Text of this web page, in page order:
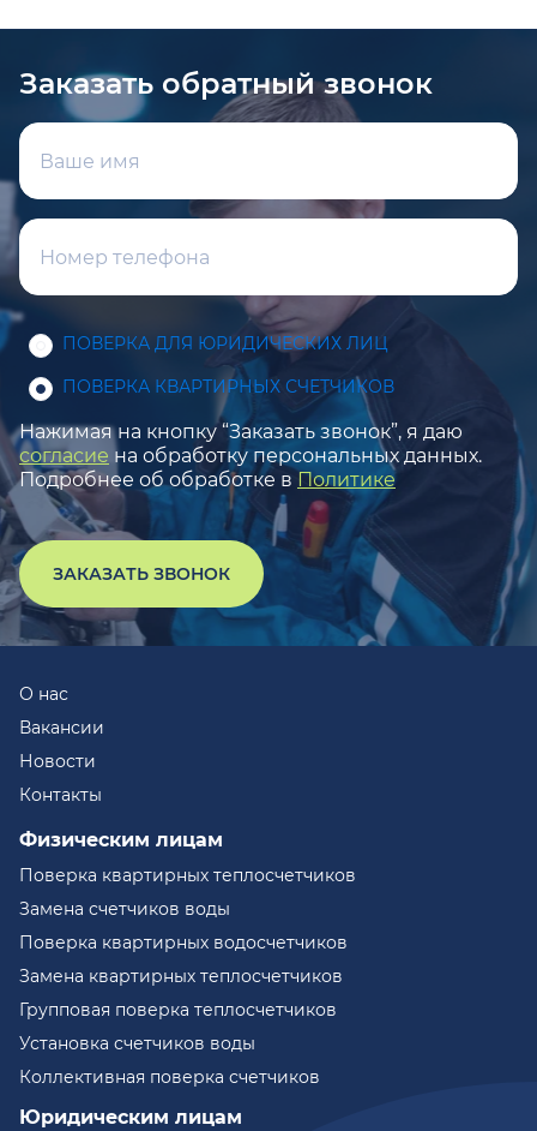
Заказать обратный звонок
ПОВЕРКА ДЛЯ ЮРИДИЧЕСКИХ ЛИЦ
ПОВЕРКА КВАРТИРНЫХ СЧЕТЧИКОВ
Нажимая на кнопку “Заказать звонок”, я даю
согласие на обработку персональных данных.
Подробнее об обработке в Политике
ЗАКАЗАТЬ ЗВОНОК
О нас
Вакансии
Новости
Контакты
Физическим лицам
Поверка квартирных теплосчетчиков
Замена счетчиков воды
Поверка квартирных водосчетчиков
Замена квартирных теплосчетчиков
Групповая поверка теплосчетчиков
Установка счетчиков воды
Коллективная поверка счетчиков
Юридическим лицам